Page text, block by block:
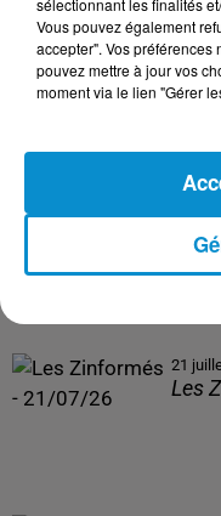
23
Les
21
Les
Vous pouvez également
accepter". Vos préférences
pouvez mettre à jour vos
moment via le lien "Gérer